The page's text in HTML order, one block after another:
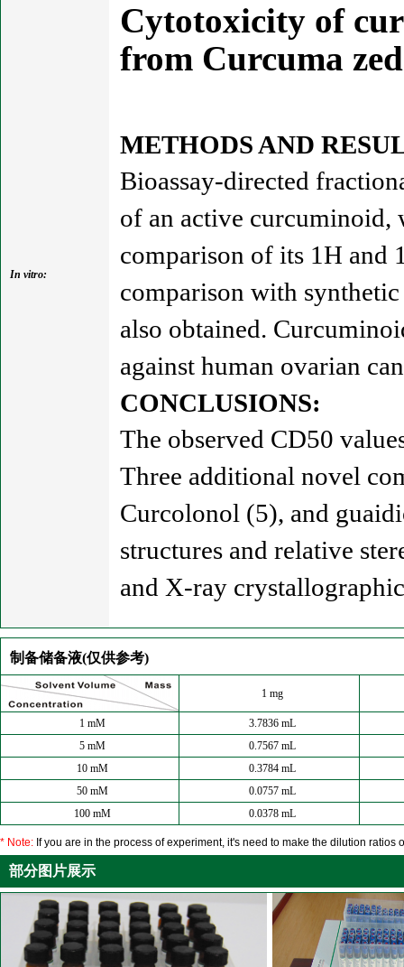
In vitro:
Cytotoxicity of
from Curcuma
METHODS AND
Bioassay-directed
of an active curcuminoid,
comparison of its 1H and
comparison with
also obtained.
against human ovarian
CONCLUSIONS:
The observed CD50
Three additional novel
Curcolonol (5), and
structures and relative
and X-ray
制备储备液(仅供参考)
1 mg
1 mM
3.7836 mL
5 mM
0.7567 mL
10 mM
0.3784 mL
50 mM
0.0757 mL
100 mM
0.0378 mL
* Note: If you are in the process of experiment, it's need to make the dilution
部分图片展示